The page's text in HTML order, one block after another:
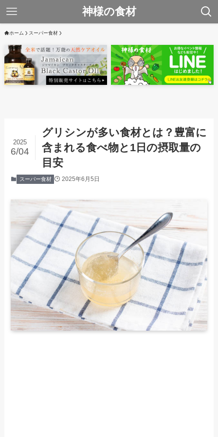
神様の食材
ホーム スーパー食材
グリシンが多い食材とは？豊富に
含まれる食べ物と1日の摂取量の
目安
2025
6/04
スーパー食材 2025年6月5日